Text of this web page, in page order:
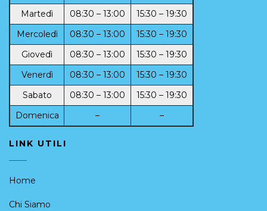
Martedì
08:30 – 13:00
15:30 – 19:30
Mercoledì
08:30 – 13:00
15:30 – 19:30
Giovedì
08:30 – 13:00
15:30 – 19:30
Venerdì
08:30 – 13:00
15:30 – 19:30
Sabato
08:30 – 13:00
15:30 – 19:30
Domenica
– –
LINK UTILI
Home
Chi Siamo